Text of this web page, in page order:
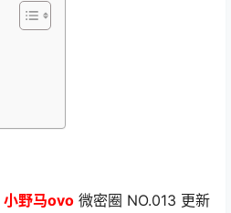
小野马ovo 微密圈 NO.013 更新